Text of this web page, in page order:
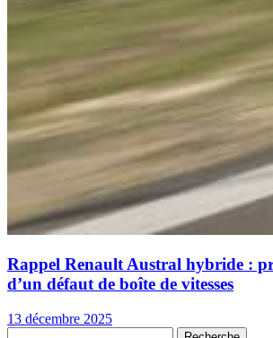
Rappel Renault Austral hybride :
d’un défaut de boîte de vitesses
13 décembre 2025